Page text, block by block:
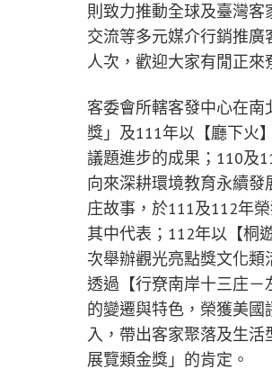
則致力推動全球及臺灣
交流等多元媒介行銷推
人次，歡迎大家有閒正來
客委會所轄客發中心在
獎」及111年以【廳下火
議題進步的成果；110及
向來深耕環境教育永續
庄故事，於111及112年
其中代表；112年以【桐
次舉辦觀光亮點獎文化
透過【行尞南岸十三庄
的變遷與特色，榮獲美
入，帶出客家聚落及生
展覽類金獎」的肯定。